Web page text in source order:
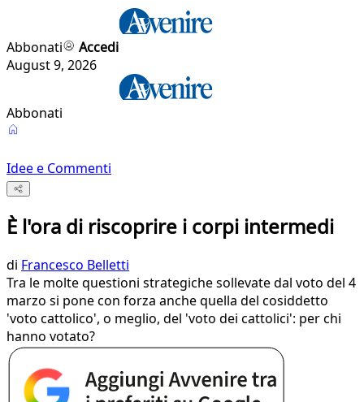
Abbonati
Accedi
August 9, 2026
Abbonati
Idee e Commenti
È l'ora di riscoprire i corpi intermedi
di Francesco Belletti
Tra le molte questioni strategiche sollevate dal voto del 4
marzo si pone con forza anche quella del cosiddetto
'voto cattolico', o meglio, del 'voto dei cattolici': per chi
hanno votato?